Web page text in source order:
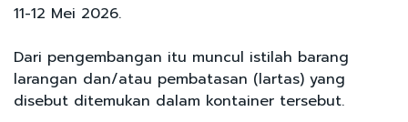
11-12 Mei 2026.
Dari pengembangan itu muncul istilah barang
larangan dan/atau pembatasan (lartas) yang
disebut ditemukan dalam kontainer tersebut.